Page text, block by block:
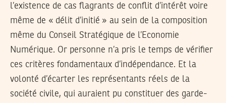
l’existence de cas flagrants de conflit d’intérêt voire
même de « délit d’initié » au sein de la composition
même du Conseil Stratégique de l’Economie
Numérique. Or personne n’a pris le temps de vérifier
ces critères fondamentaux d’indépendance. Et la
volonté d’écarter les représentants réels de la
société civile, qui auraient pu constituer des garde-